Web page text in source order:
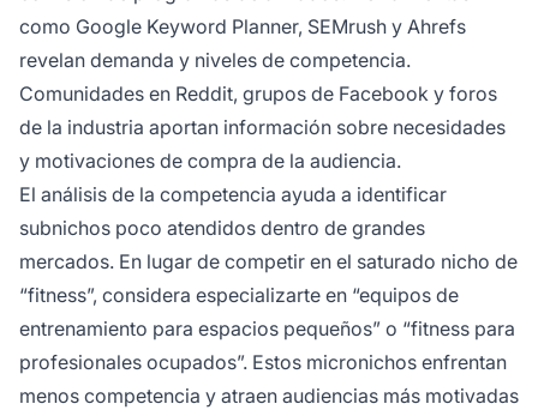
como Google Keyword Planner, SEMrush y Ahrefs
revelan demanda y niveles de competencia.
Comunidades en Reddit, grupos de Facebook y foros
de la industria aportan información sobre necesidades
y motivaciones de compra de la audiencia.
El análisis de la competencia ayuda a identificar
subnichos poco atendidos dentro de grandes
mercados. En lugar de competir en el saturado nicho de
“fitness”, considera especializarte en “equipos de
entrenamiento para espacios pequeños” o “fitness para
profesionales ocupados”. Estos micronichos enfrentan
menos competencia y atraen audiencias más motivadas